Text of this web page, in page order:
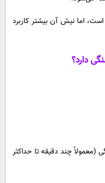
اما نیش آن بیشتر کاربرد
دارد؟
(معمولاً چند دقیقه تا حداکثر